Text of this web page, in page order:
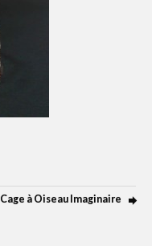
Cage à Oiseau Imaginaire